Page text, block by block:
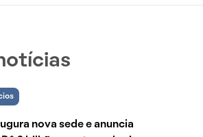
nova sede e anuncia